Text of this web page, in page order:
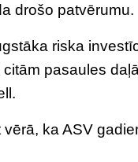
drošo patvērumu.
riska
pasaules
ka ASV